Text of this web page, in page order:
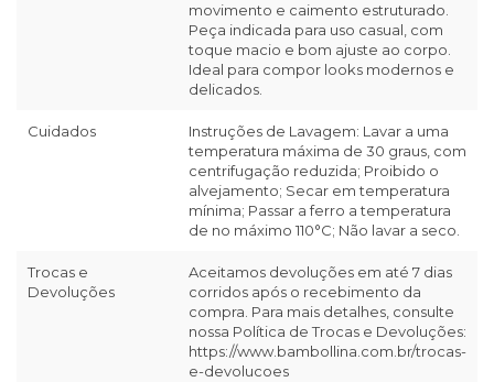
movimento e caimento estruturado.
Peça indicada para uso casual, com
toque macio e bom ajuste ao corpo.
Ideal para compor looks modernos e
delicados.
Cuidados
Instruções de Lavagem: Lavar a uma
temperatura máxima de 30 graus, com
centrifugação reduzida; Proibido o
alvejamento; Secar em temperatura
mínima; Passar a ferro a temperatura
de no máximo 110°C; Não lavar a seco.
Trocas e
Devoluções
Aceitamos devoluções em até 7 dias
corridos após o recebimento da
compra. Para mais detalhes, consulte
nossa Política de Trocas e Devoluções:
https://www.bambollina.com.br/trocas-
e-devolucoes